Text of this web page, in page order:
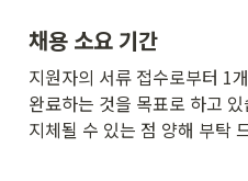
채용 소요 기간
지원자의 서류 접수로부터 1
완료하는 것을 목표로 하고
지체될 수 있는 점 양해 부탁